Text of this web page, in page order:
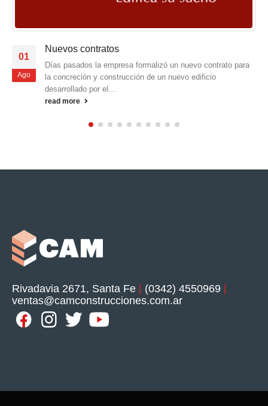
01
Ago
Nuevos contratos
Días pasados la empresa formalizó un nuevo contrato para
la concreción y construcción de un nuevo edificio
desarrollado por el...
read more
Rivadavia 2671, Santa Fe (0342) 4550969
ventas@camconstrucciones.com.ar